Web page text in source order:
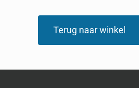
Terug naar winkel